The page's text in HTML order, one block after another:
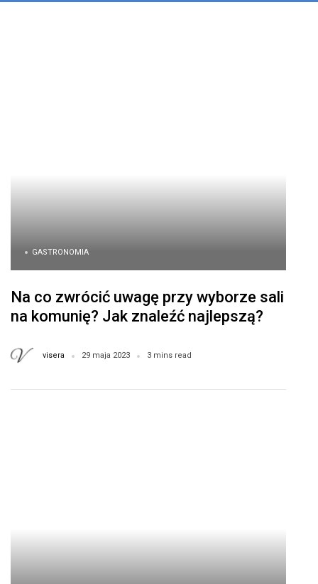
GASTRONOMIA
Na co zwrócić uwagę przy wyborze sali
na komunię? Jak znaleźć najlepszą?
visera 29 maja 2023 3 mins read